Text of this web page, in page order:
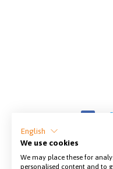
English
We use cookies
We may place these for
personalised content and to